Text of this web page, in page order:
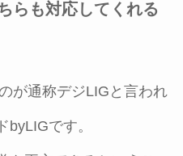
らも対応してくれる
が通称デジLIGと言われ
byLIGです。